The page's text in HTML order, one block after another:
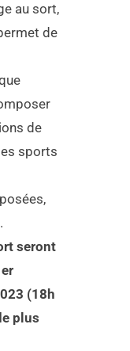
au sort,
de
de
sports
seront
(18h
plus